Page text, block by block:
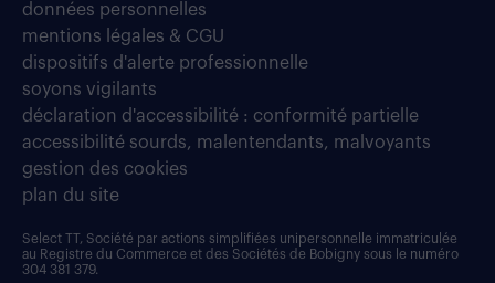
données personnelles
mentions légales & CGU
dispositifs d'alerte professionnelle
soyons vigilants
déclaration d'accessibilité : conformité partielle
accessibilité sourds, malentendants, malvoyants
gestion des cookies
plan du site
Select TT, Société par actions simplifiées unipersonnelle immatriculée
au Registre du Commerce et des Sociétés de Bobigny sous le numéro
304 381 379.